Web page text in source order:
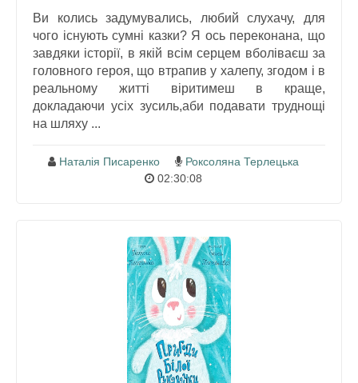
Ви колись задумувались, любий слухачу, для
чого існують сумні казки? Я ось переконана, що
завдяки історії, в якій всім серцем вболіваєш за
головного героя, що втрапив у халепу, згодом і в
реальному житті віритимеш в краще,
докладаючи усіх зусиль,аби подавати труднощі
на шляху ...
Наталія Писаренко
Роксоляна Терлецька
02:30:08